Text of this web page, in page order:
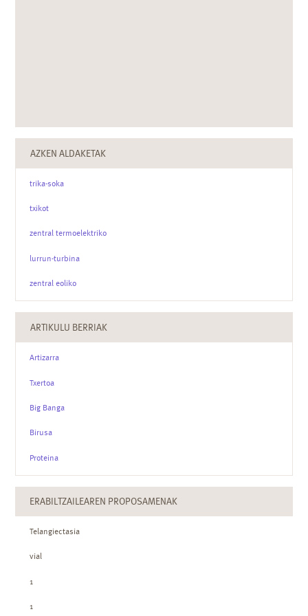
AZKEN ALDAKETAK
trika-soka
txikot
zentral termoelektriko
lurrun-turbina
zentral eoliko
ARTIKULU BERRIAK
Artizarra
Txertoa
Big Banga
Birusa
Proteina
ERABILTZAILEAREN PROPOSAMENAK
Telangiectasia
vial
1
1